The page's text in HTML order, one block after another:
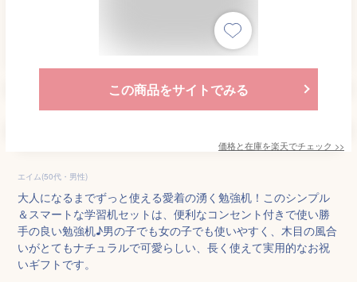
この商品をサイトでみる
価格と在庫を楽天でチェック >>
エイム(50代・男性)
大人になるまでずっと使える愛着の湧く勉強机！このシンプル
＆スマートな学習机セットは、便利なコンセント付きで使い勝
手の良い勉強机♪男の子でも女の子でも使いやすく、木目の風合
いがとてもナチュラルで可愛らしい、長く使えて実用的なお祝
いギフトです。